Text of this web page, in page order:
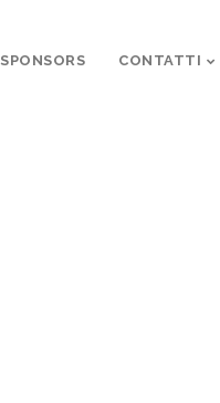
SPONSORS CONTATTI